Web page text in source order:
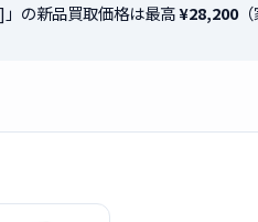
の新品買取価格は最高¥28,200（